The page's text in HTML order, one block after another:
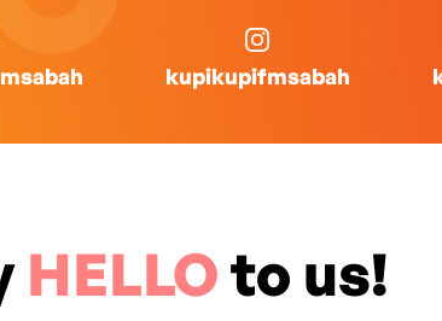
kupikupifmsabah
HELLOto us!